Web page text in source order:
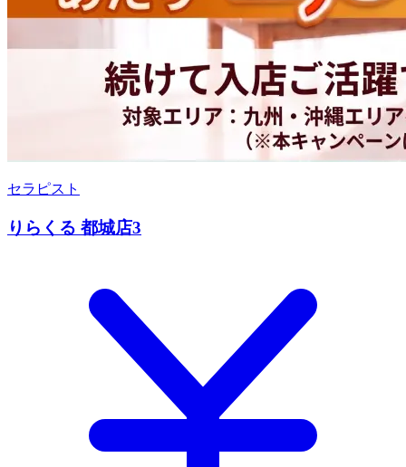
セラピスト
りらくる 都城店3